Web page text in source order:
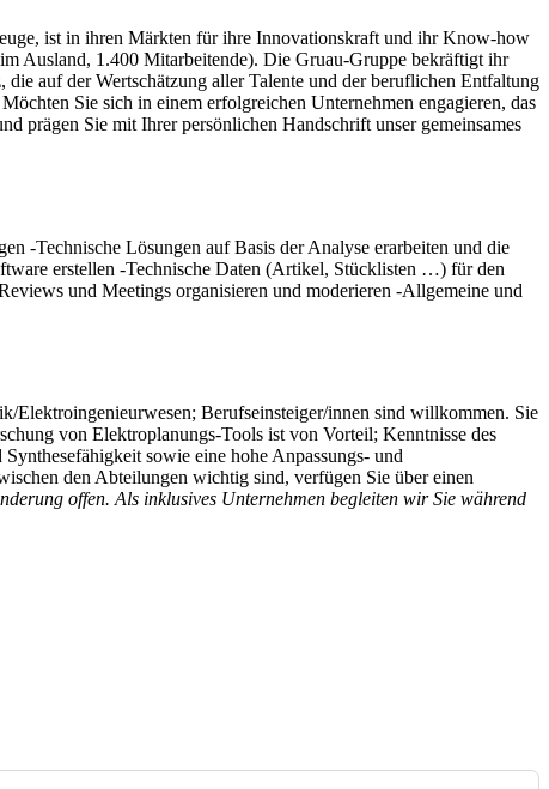
ist in ihren Märkten für ihre Innovationskraft und ihr Know-how
Ausland, 1.400 Mitarbeitende). Die Gruau-Gruppe bekräftigt ihr
auf der Wertschätzung aller Talente und der beruflichen Entfaltung
Sie sich in einem erfolgreichen Unternehmen engagieren, das
prägen Sie mit Ihrer persönlichen Handschrift unser gemeinsames
-Technische Lösungen auf Basis der Analyse erarbeiten und die
erstellen -Technische Daten (Artikel, Stücklisten …) für den
und Meetings organisieren und moderieren -Allgemeine und
Elektroingenieurwesen; Berufseinsteiger/innen sind willkommen. Sie
von Elektroplanungs-Tools ist von Vorteil; Kenntnisse des
sowie eine hohe Anpassungs- und
den Abteilungen wichtig sind, verfügen Sie über einen
offen. Als inklusives Unternehmen begleiten wir Sie während